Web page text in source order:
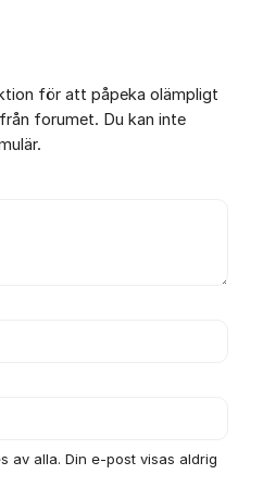
för att påpeka olämpligt
forumet. Du kan inte
av alla. Din e-post visas aldrig